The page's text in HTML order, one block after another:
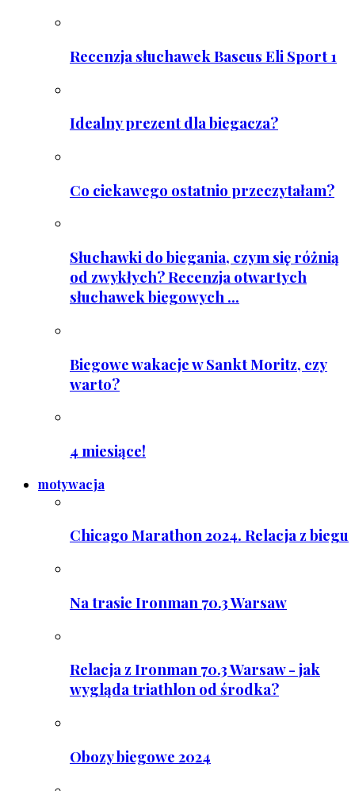
Recenzja słuchawek Baseus Eli Sport 1
Idealny prezent dla biegacza?
Co ciekawego ostatnio przeczytałam?
Słuchawki do biegania, czym się różnią
od zwykłych? Recenzja otwartych
słuchawek biegowych ...
Biegowe wakacje w Sankt Moritz, czy
warto?
4 miesiące!
motywacja
Chicago Marathon 2024. Relacja z biegu
Na trasie Ironman 70.3 Warsaw
Relacja z Ironman 70.3 Warsaw - jak
wygląda triathlon od środka?
Obozy biegowe 2024